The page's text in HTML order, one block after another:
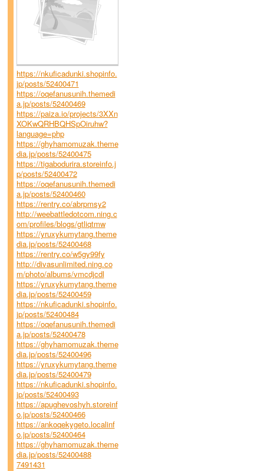
https://nkuficadunki.shopinfo.
jp/posts/52400471
https://oqefanusunih.themedi
a.jp/posts/52400469
https://paiza.io/projects/3XXn
XOKwQRHBQHSpOiruhw?
language=php
https://ghyhamomuzak.theme
dia.jp/posts/52400475
https://tigabodurira.storeinfo.j
p/posts/52400472
https://oqefanusunih.themedi
a.jp/posts/52400460
https://rentry.co/abrpmsy2
http://weebattledotcom.ning.c
om/profiles/blogs/gtliqtmw
https://yruxykumytang.theme
dia.jp/posts/52400468
https://rentry.co/w5gy99fy
http://divasunlimited.ning.co
m/photo/albums/vmcdjcdl
https://yruxykumytang.theme
dia.jp/posts/52400459
https://nkuficadunki.shopinfo.
jp/posts/52400484
https://oqefanusunih.themedi
a.jp/posts/52400478
https://ghyhamomuzak.theme
dia.jp/posts/52400496
https://yruxykumytang.theme
dia.jp/posts/52400479
https://nkuficadunki.shopinfo.
jp/posts/52400493
https://apughevoshyh.storeinf
o.jp/posts/52400466
https://ankoqekygeto.localinf
o.jp/posts/52400464
https://ghyhamomuzak.theme
dia.jp/posts/52400488
7491431